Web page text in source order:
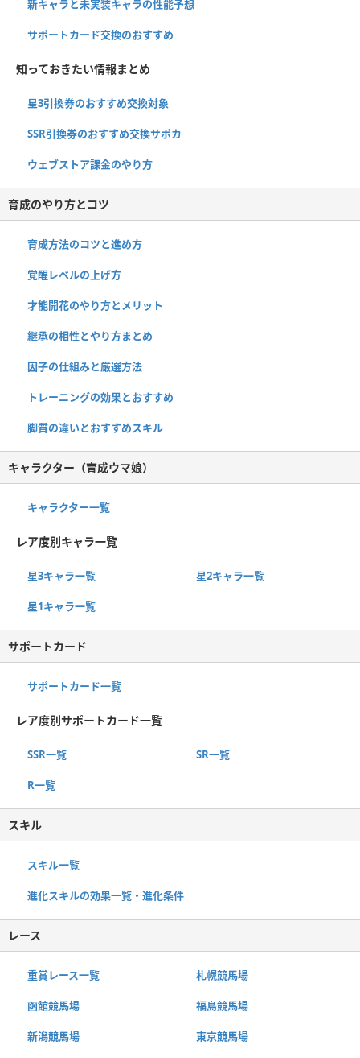
新キャラと未実装キャラの性能予想
サポートカード交換のおすすめ
知っておきたい情報まとめ
星3引換券のおすすめ交換対象
SSR引換券のおすすめ交換サポカ
ウェブストア課金のやり方
育成のやり方とコツ
育成方法のコツと進め方
覚醒レベルの上げ方
才能開花のやり方とメリット
継承の相性とやり方まとめ
因子の仕組みと厳選方法
トレーニングの効果とおすすめ
脚質の違いとおすすめスキル
キャラクター（育成ウマ娘）
キャラクター一覧
レア度別キャラ一覧
星3キャラ一覧 星2キャラ一覧
星1キャラ一覧
サポートカード
サポートカード一覧
レア度別サポートカード一覧
SSR一覧 SR一覧
R一覧
スキル
スキル一覧
進化スキルの効果一覧・進化条件
レース
重賞レース一覧 札幌競馬場
函館競馬場 福島競馬場
新潟競馬場 東京競馬場